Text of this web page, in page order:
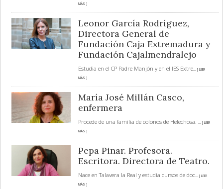
MÁS ]
Leonor García Rodríguez,
Directora General de
Fundación Caja Extremadura y
Fundación Cajalmendralejo
Estudia en el CP Padre Manjón y en el IES Extre... [ LEER
MÁS ]
María José Millán Casco,
enfermera
Procede de una familia de colonos de Helechosa. ... [ LEER
MÁS ]
Pepa Pinar. Profesora.
Escritora. Directora de Teatro.
Nace en Talavera la Real y estudia cursos de doc... [ LEER
MÁS ]